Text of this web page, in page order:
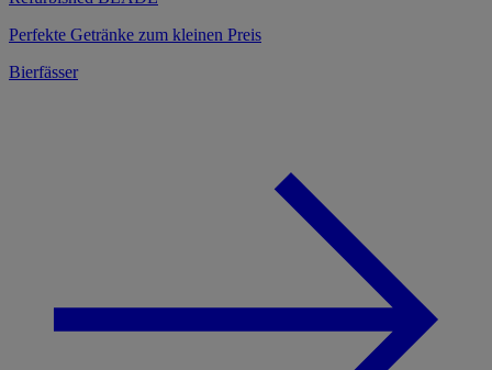
Perfekte Getränke zum kleinen Preis
Bierfässer